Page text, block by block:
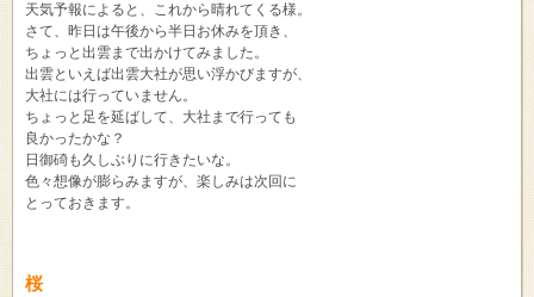
天気予報によると、これから晴れてくる様。
さて、昨日は午後から半日お休みを頂き、
ちょっと出雲まで出かけてみました。
出雲といえば出雲大社が思い浮かびますが、
大社には行っていません。
ちょっと足を延ばして、大社まで行っても
良かったかな？
日御碕も久しぶりに行きたいな。
色々想像が膨らみますが、楽しみは次回に
とっておきます。
桜